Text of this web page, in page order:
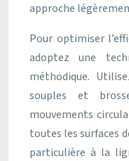
approche
Pour optimiser
adoptez une
méthodique.
souples et
mouvements
toutes les surfaces
particulière à la